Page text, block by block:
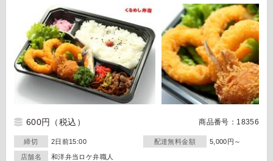
600円 （税込） 商品番号：18356
締切 2日前15:00 配達無料金額 5,000円～
店舗名 和洋弁当ロケ弁職人